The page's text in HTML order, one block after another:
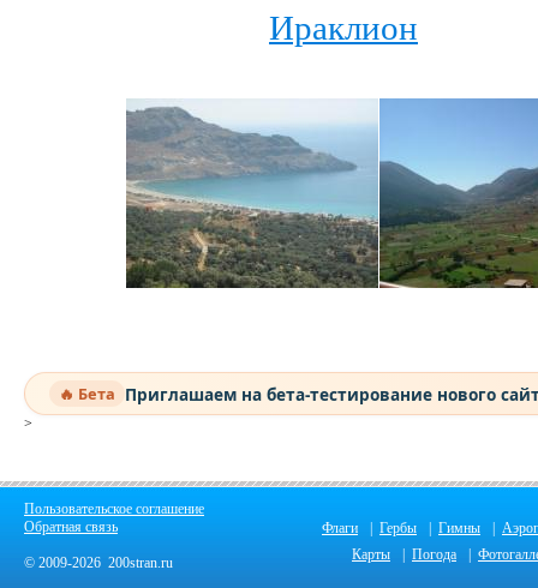
Ираклион
🔥 Бета Приглашаем на бета-тестирование нового
>
Пользовательское соглашение
Обратная связь
© 2009-2026 200stran.ru
Флаги Гербы Гимны
Карты
Погода